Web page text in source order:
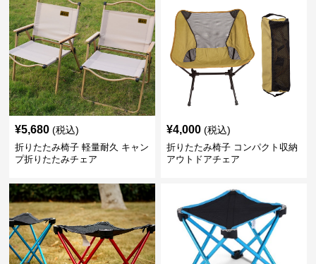
¥5,680 (税込)
折りたたみ椅子 軽量耐久 キャン
プ折りたたみチェア
¥4,000 (税込)
折りたたみ椅子 コンパクト収納
アウトドアチェア